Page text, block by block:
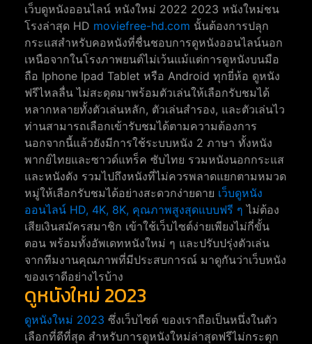
เว็บดูหนังออนไลน์ หนังใหม่ 2022 2023 หนังใหม่ชน
โรงล่าสุด HD moviefree-hd.com นั้นต้องการปลุก
กระแสสำหรับคอหนังที่ชื่นชอบการดูหนังออนไลน์นอก
เหนือจากในโรงภาพยนต์ไม่เว้นแม้แต่การดูหนังบนมือ
ถือ Iphone Ipad Tablet หรือ Android ทุกยี่ห้อ ดูหนัง
ฟรีไหลลื่น ไม่สะดุดมาพร้อมตัวเล่นให้เลือกรับชมได้
หลากหลายทั้งตัวเล่นหลัก, ตัวเล่นสำรอง, และตัวเล่นไว
ท่านสามารถเลือกเข้ารับชมได้ตามความต้องการ
นอกจากนี้แล้วยังมีการใช้ระบบหนัง 2 ภาษา ทั้งหนัง
พากย์ไทยและซาวด์แทร็ค ซับไทย รวมหนังนอกกระแส
และหนังดัง รวมไปถึงหนังที่ไม่ควรพลาดแยกตามหมวด
หมู่ให้เลือกรับชมได้อย่างสะดวกง่ายดาย เว็บดูหนัง
ออนไลน์ HD, 4K, 8K, คุณภาพสูงสุดแบบฟรี ๆ ไม่ต้อง
เสียเงินสมัครสมาชิก เข้าใช้เว็บไซต์ง่ายเพียงไม่กี่ขั้น
ตอน พร้อมทั้งอัพเดทหนังใหม่ ๆ และปรับปรุ่งตัวเล่น
จากทีมงานคุณภาพที่มีประสบการณ์ มาดูกันว่าเว็บหนัง
ของเราดีอย่างไรบ้าง
ดูหนังใหม่ 2023
ดูหนังใหม่ 2023 ซึ่งเว็บไซต์ ของเราถือเป็นหนึ่งในตัว
เลือกที่ดีที่สุด สำหรับการดูหนังใหม่ล่าสุดฟรีไม่กระตุก